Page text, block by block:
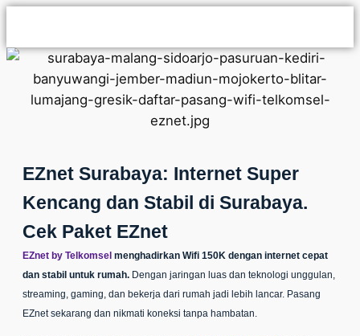
EZnet Surabaya: Internet Super
Kencang dan Stabil di Surabaya.
Cek Paket EZnet
EZnet by Telkomsel menghadirkan Wifi 150K dengan internet cepat
dan stabil untuk rumah. Dengan jaringan luas dan teknologi unggulan,
streaming, gaming, dan bekerja dari rumah jadi lebih lancar. Pasang
EZnetsekarang dan nikmati koneksi tanpa hambatan.